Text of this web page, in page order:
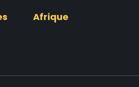
Afrique